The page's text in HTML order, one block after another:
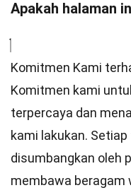
Apakah halaman
Komitmen Kami
Komitmen kami
terpercaya dan
kami lakukan.
disumbangkan oleh
membawa beragam